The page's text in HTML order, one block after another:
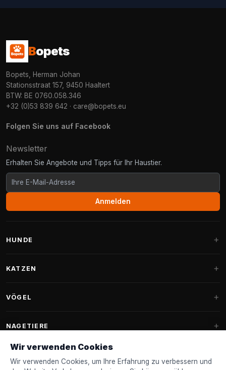
Bopets
Bopets, Herman Johan
Stationsstraat 157, 9450 Haaltert
BTW: BE 0760.058.346
+32 (0)53 839 642 · care@bopets.eu
Folgen Sie uns auf Facebook
Newsletter
Erhalten Sie Angebote und Tipps für Ihr Haustier.
Anmelden
HUNDE
Fantail Hundebetten
KATZEN
Kratzbäume
Kratzbäume für Maine Coon
Kratzbaum-Ersatzteile
Kratztonnen
VÖGEL
Futterhäuschen
NAGETIERE
Kaninchenfutter
Nagerfutter
FANTAIL
Wir verwenden Cookies
Wir verwenden Cookies, um Ihre Erfahrung zu verbessern und